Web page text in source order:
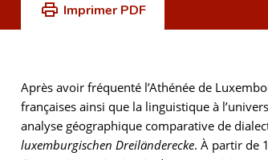
Imprimer PDF
Après avoir fréquenté l’Athénée de
françaises ainsi que la linguistique à
analyse géographique comparative de
luxemburgischen Dreiländerecke. À partir de